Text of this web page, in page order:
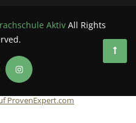
Aktiv All Rights
ProvenExpert.com